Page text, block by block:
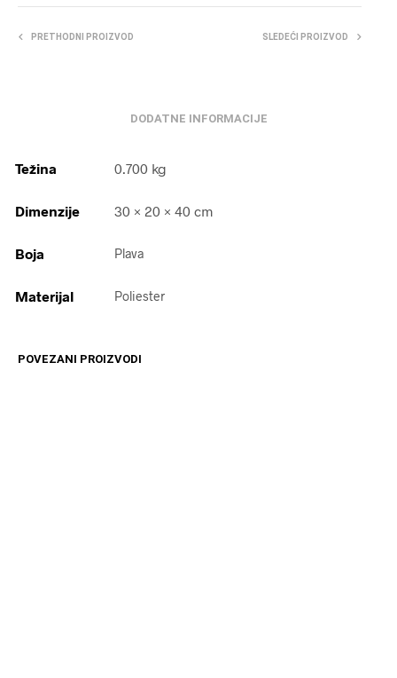
PRETHODNI PROIZVOD SLEDEĆI PROIZVOD
DODATNE INFORMACIJE
Težina 0.700 kg
Dimenzije 30 × 20 × 40 cm
Boja Plava
Materijal Poliester
POVEZANI PROIZVODI